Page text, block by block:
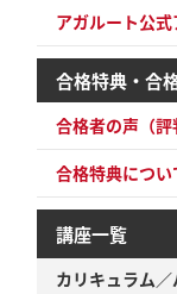
アガルート公
合格特典・合
合格者の声（
合格特典につい
講座一覧
カリキュラム／